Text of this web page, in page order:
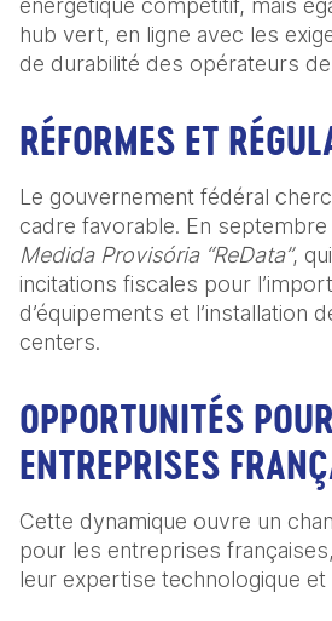
énergétique compétitif, mais
hub vert, en ligne avec les
de durabilité des opérateurs
RÉFORMES ET
Le gouvernement fédéral
Medida Provisória “ReData”,
incitations fiscales pour
d’équipements et l’installation
centers.
OPPORTUNITÉS
ENTREPRISES
Cette dynamique ouvre un
pour les entreprises
leur expertise technologique et